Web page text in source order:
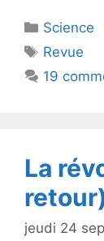
er e
o
Science
Étiquettes
Revue
19
La
jeudi 24